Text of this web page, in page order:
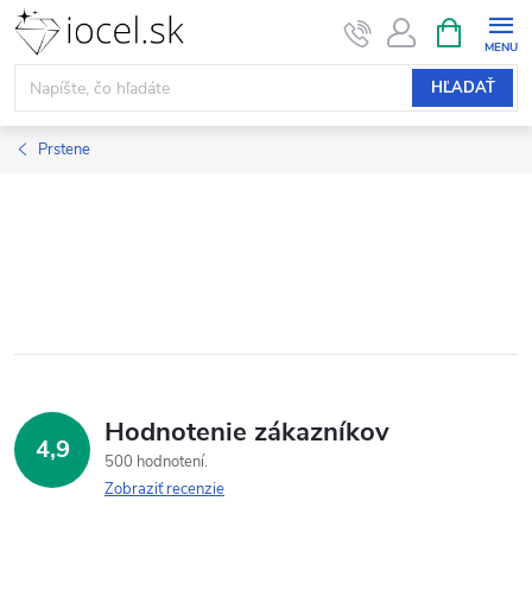
Prejsť
obsah
HĽADAŤ
KOŠÍK
Prstene
4,9 Hodnotenie zákazníkov
500 hodnotení
Zobraziť recenzie